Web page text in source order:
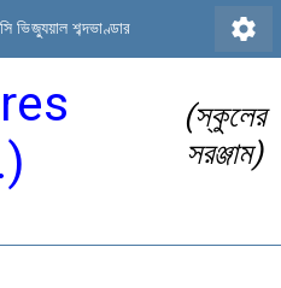
ভিজ্যুয়াল শব্দভাণ্ডার settings
(স্কুলের
সরঞ্জাম)